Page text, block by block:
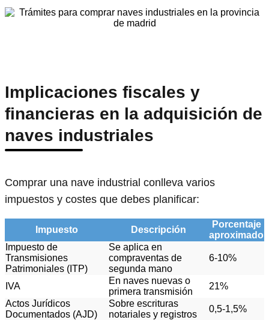
Implicaciones fiscales y
financieras en la adquisición de
naves industriales
Comprar una nave industrial conlleva varios
impuestos y costes que debes planificar:
Impuesto Descripción
Porcentaje
aproximado
Impuesto de
Transmisiones
Patrimoniales (ITP)
Se aplica en
compraventas de
segunda mano
6-10%
IVA
En naves nuevas o
primera transmisión
21%
Actos Jurídicos
Documentados (AJD)
Sobre escrituras
notariales y registros
0,5-1,5%